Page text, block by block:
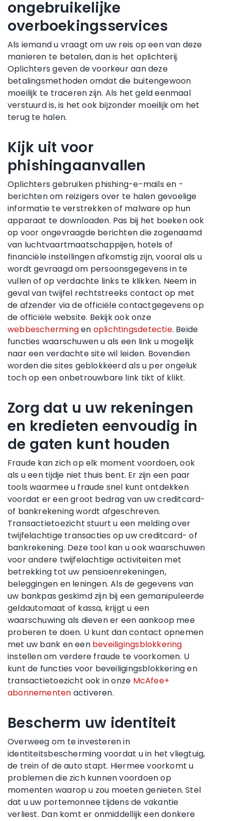
ongebruikelijke
overboekingsservices
Als iemand u vraagt om uw reis op een van deze
manieren te betalen, dan is het oplichterij.
Oplichters geven de voorkeur aan deze
betalingsmethoden omdat die buitengewoon
moeilijk te traceren zijn. Als het geld eenmaal
verstuurd is, is het ook bijzonder moeilijk om het
terug te halen.
Kijk uit voor
phishingaanvallen
Oplichters gebruiken phishing-e-mails en -
berichten om reizigers over te halen gevoelige
informatie te verstrekken of malware op hun
apparaat te downloaden. Pas bij het boeken ook
op voor ongevraagde berichten die zogenaamd
van luchtvaartmaatschappijen, hotels of
financiële instellingen afkomstig zijn, vooral als u
wordt gevraagd om persoonsgegevens in te
vullen of op verdachte links te klikken. Neem in
geval van twijfel rechtstreeks contact op met
de afzender via de officiële contactgegevens op
de officiële website. Bekijk ook onze
webbeschermingen oplichtingsdetectie. Beide
functies waarschuwen u als een link u mogelijk
naar een verdachte site wil leiden. Bovendien
worden die sites geblokkeerd als u per ongeluk
toch op een onbetrouwbare link tikt of klikt.
Zorg dat u uw rekeningen
en kredieten eenvoudig in
de gaten kunt houden
Fraude kan zich op elk moment voordoen, ook
als u een tijdje niet thuis bent. Er zijn een paar
tools waarmee u fraude snel kunt ontdekken
voordat er een groot bedrag van uw creditcard-
of bankrekening wordt afgeschreven.
Transactietoezicht stuurt u een melding over
twijfelachtige transacties op uw creditcard- of
bankrekening. Deze tool kan u ook waarschuwen
voor andere twijfelachtige activiteiten met
betrekking tot uw pensioenrekeningen,
beleggingen en leningen. Als de gegevens van
uw bankpas geskimd zijn bij een gemanipuleerde
geldautomaat of kassa, krijgt u een
waarschuwing als dieven er een aankoop mee
proberen te doen. U kunt dan contact opnemen
met uw bank en een beveiligingsblokkering
instellen om verdere fraude te voorkomen. U
kunt de functies voor beveiligingsblokkering en
transactietoezicht ook in onze McAfee+
abonnementen activeren.
Bescherm uw identiteit
Overweeg om te investeren in
identiteitsbescherming voordat u in het vliegtuig,
de trein of de auto stapt. Hiermee voorkomt u
problemen die zich kunnen voordoen op
momenten waarop u zou moeten genieten. Stel
dat u uw portemonnee tijdens de vakantie
verliest. Dan komt er onmiddellijk een donkere